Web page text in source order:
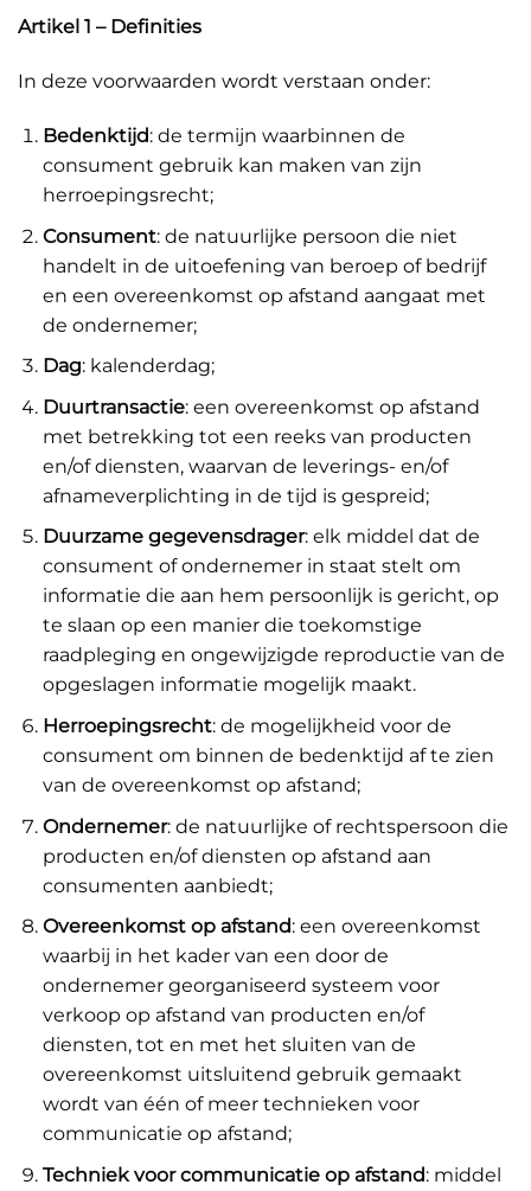
Artikel 1 – Definities
In deze voorwaarden wordt verstaan onder:
Bedenktijd: de termijn waarbinnen de
consument gebruik kan maken van zijn
herroepingsrecht;
Consument: de natuurlijke persoon die niet
handelt in de uitoefening van beroep of bedrijf
en een overeenkomst op afstand aangaat met
de ondernemer;
Dag: kalenderdag;
Duurtransactie: een overeenkomst op afstand
met betrekking tot een reeks van producten
en/of diensten, waarvan de leverings- en/of
afnameverplichting in de tijd is gespreid;
Duurzame gegevensdrager: elk middel dat de
consument of ondernemer in staat stelt om
informatie die aan hem persoonlijk is gericht, op
te slaan op een manier die toekomstige
raadpleging en ongewijzigde reproductie van de
opgeslagen informatie mogelijk maakt.
Herroepingsrecht: de mogelijkheid voor de
consument om binnen de bedenktijd af te zien
van de overeenkomst op afstand;
Ondernemer: de natuurlijke of rechtspersoon die
producten en/of diensten op afstand aan
consumenten aanbiedt;
Overeenkomst op afstand: een overeenkomst
waarbij in het kader van een door de
ondernemer georganiseerd systeem voor
verkoop op afstand van producten en/of
diensten, tot en met het sluiten van de
overeenkomst uitsluitend gebruik gemaakt
wordt van één of meer technieken voor
communicatie op afstand;
Techniek voor communicatie op afstand: middel